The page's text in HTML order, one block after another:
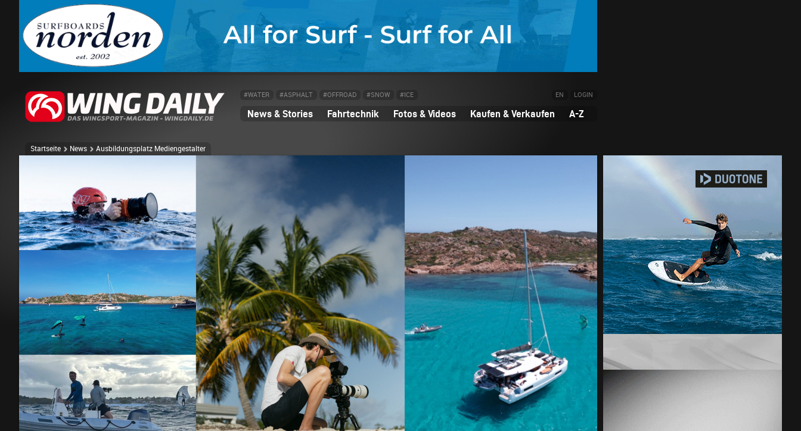
#WATER #ASPHALT #OFFROAD #SNOW #ICE EN LOGIN
News & Stories Fahrtechnik Fotos & Videos Kaufen & Verkaufen A-Z
Startseite News Ausbildungsplatz Mediengestalter